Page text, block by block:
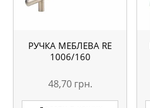
РУЧКА МЕБЛЕВА RE
1006/160
48,70 грн.